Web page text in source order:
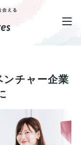
ンチャー企業